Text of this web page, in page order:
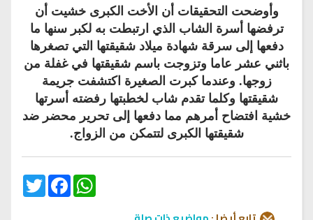
وأوضحت التحقيقات أن الأخت الكبرى خشيت أن
ترفضها أسرة الشاب الذي ارتبطت به لكبر سنها ما
دفعها إلى سرقة شهادة ميلاد شقيقتها التي تصغرها
باثني عشر عاما وتزوجت باسم شقيقتها في غفلة من
زوجها. وعندما كبرت الصغيرة اكتشفت جريمة
شقيقتها وكلما تقدم شاب لخطبتها رفضته أسرتها
خشية افتضاح أمرهم مما دفعها إلى تحرير محضر ضد
شقيقتها الكبرى لتتمكن من الزواج.
Twitter
FacebookWhatsApp